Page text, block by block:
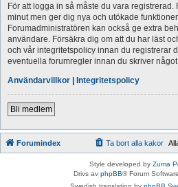
För att logga in så måste du vara
minut men ger dig nya och utökade
Forumadministratören kan också ge extra
användare. Försäkra dig om att du har läst
och vår integritetspolicy innan du registrerar
eventuella forumregler innan du skriver något.
Användarvillkor | Integritetspolicy
Bli medlem
Forumindex Ta bort alla kakor
Style developed by Zuma
Drivs av phpBB® Forum